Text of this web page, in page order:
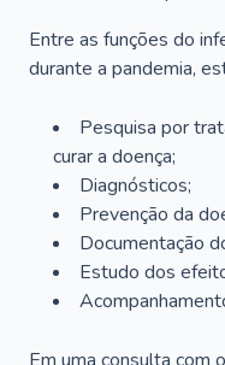
Entre as funções do
durante a pandemia,
Pesquisa por
curar a doença;
Diagnósticos;
Prevenção da
Documentação
Estudo dos